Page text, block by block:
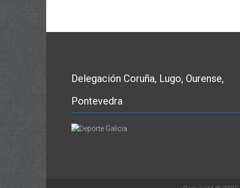
Delegación Coruña, Lugo, Ourense,
Pontevedra